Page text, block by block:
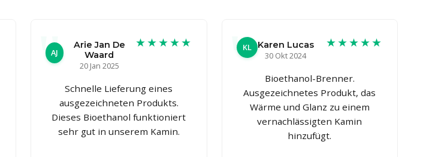
AJ
Arie Jan De
Waard
20 Jan 2025
★★★★★
Schnelle Lieferung eines
ausgezeichneten Produkts.
Dieses Bioethanol funktioniert
sehr gut in unserem Kamin.
KL Karen Lucas
30 Okt 2024
★★★★★
Bioethanol-Brenner.
Ausgezeichnetes Produkt, das
Wärme und Glanz zu einem
vernachlässigten Kamin
hinzufügt.